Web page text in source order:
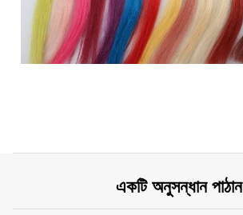
একটি অনুসন্ধান পাঠান